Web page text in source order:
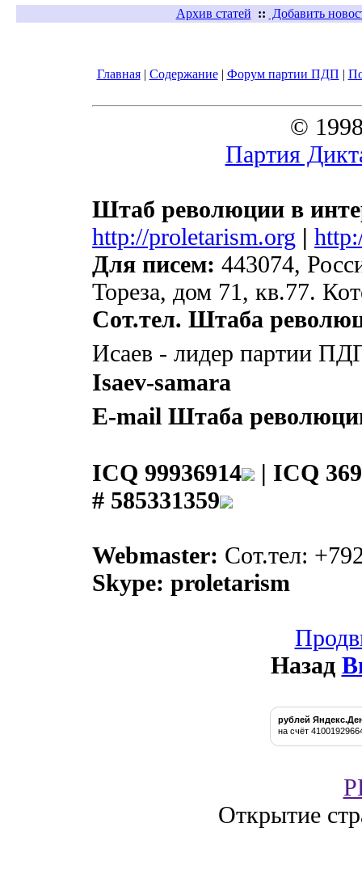
Архив статей :: Добавить
Главная| Содержание| Форум партии ПДП |
©
Партия
Штаб революции в
http://proletarism.org |
Для писем: 443074,
Тореза, дом 71, кв.77.
Сот.тел. Штаба
Исаев - лидер партии
Isaev-samara
E-mail Штаба
ICQ 99936914 | ICQ
# 585331359
Webmaster: Сот.тел:
Skype: proletarism
Назад
рублей
на счёт
Открытие